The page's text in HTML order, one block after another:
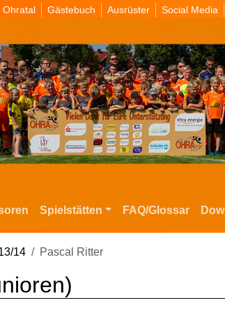
Ohratal Gästebuch Ausrüster Social Media
Spielstätten FAQ/Glossar
14 Pascal Ritter